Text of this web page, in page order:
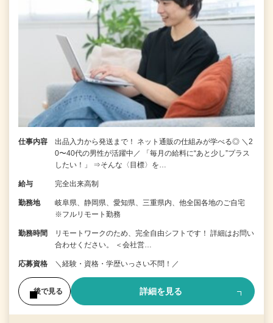
仕事内容
出品入力から発送まで！ ネット通販の仕組みが学べる◎ ＼2
0〜40代の男性が活躍中／ 「毎月の給料に“あと少し”プラス
したい！」 ⇒そんな〈目標〉を…
給与 完全出来高制
勤務地
岐阜県、静岡県、愛知県、三重県内、他全国各地のご自宅
※フルリモート勤務
勤務時間
リモートワークのため、完全自由シフトです！ 詳細はお問い
合わせください。 ＜会社営…
応募資格 ＼経験・資格・学歴いっさい不問！／
後で見る 詳細を見る